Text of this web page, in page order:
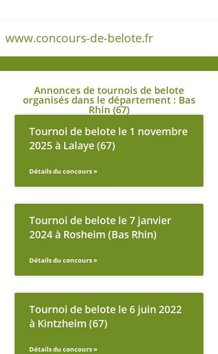
www.concours-de-belote.fr
Annonces de tournois de belote
organisés dans le département : Bas
Rhin (67)
Tournoi de belote le 1 novembre
2025 à Lalaye (67)
Détails du concours »
Tournoi de belote le 7 janvier
2024 à Rosheim (Bas Rhin)
Détails du concours »
Tournoi de belote le 6 juin 2022
à Kintzheim (67)
Détails du concours »